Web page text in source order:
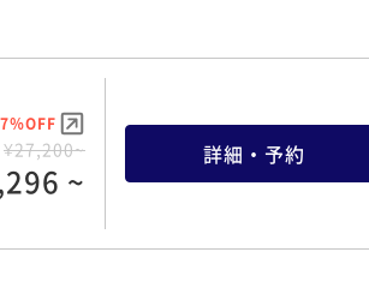
¥37,000~
~
詳細・予約
％OFF
¥30,600~
~
詳細・予約
％OFF
¥27,200~
~
詳細・予約